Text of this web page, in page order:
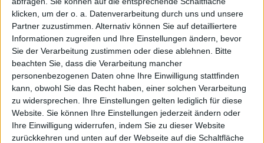
klicken, um der o. a. Datenverarbeitung durch uns und unsere
Partner zuzustimmen. Alternativ können Sie auf detailliertere
Informationen zugreifen und Ihre Einstellungen ändern, bevor
Sie der Verarbeitung zustimmen oder diese ablehnen.
Bitte
beachten Sie, dass die Verarbeitung mancher
personenbezogenen Daten ohne Ihre Einwilligung stattfinden
kann, obwohl Sie das Recht haben, einer solchen Verarbeitung
zu widersprechen. Ihre Einstellungen gelten lediglich für diese
Website. Sie können Ihre Einstellungen jederzeit ändern oder
Ihre Einwilligung widerrufen, indem Sie zu dieser Website
zurückkehren und unten auf der Webseite auf die Schaltfläche
6/10
Review
Paul Di'Anno
The Beast Arises
Weitere Artikel zu Paul Di'Anno